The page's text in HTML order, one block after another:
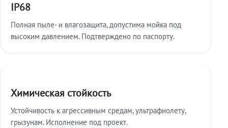
IP68
Полная пыле- и влагозащита, допустима мойка под
высоким давлением. Подтверждено по паспорту.
Химическая стойкость
Устойчивость к агрессивным средам, ультрафиолету,
грызунам. Исполнение под проект.